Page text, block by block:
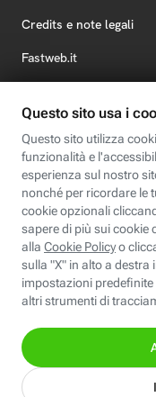
Credits e note legali
Fastweb.it
Fastweb Digital
STEP FuturAbility
Insieme,
© Fastweb SpA
Informativa